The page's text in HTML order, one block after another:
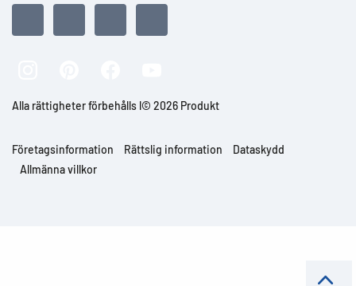
Alla rättigheter förbehålls l© 2026 Produkt
Företagsinformation Rättslig information
Dataskydd
Allmänna villkor